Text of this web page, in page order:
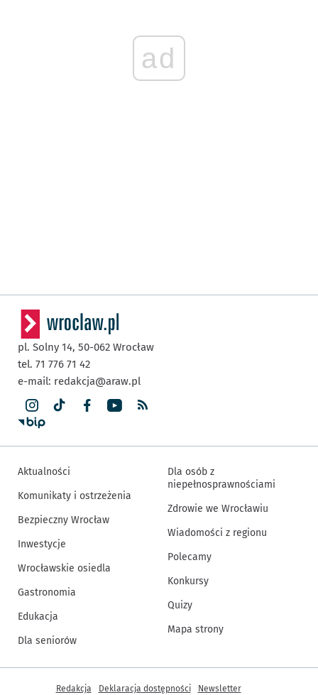
ad
pl. Solny 14, 50-062 Wrocław
tel. 71 776 71 42
e-mail: redakcja@araw.pl
Aktualności
Komunikaty i ostrzeżenia
Bezpieczny Wrocław
Inwestycje
Wrocławskie osiedla
Gastronomia
Edukacja
Dla seniorów
Dla osób z
niepełnosprawnościami
Zdrowie we Wrocławiu
Wiadomości z regionu
Polecamy
Konkursy
Quizy
Mapa strony
Inne informacje
Redakcja Deklaracja dostępności Newsletter